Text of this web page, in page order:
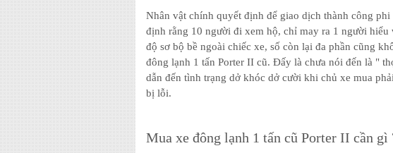
Nhân vật chính quyết định để giao dịch thành công
định rằng 10 người đi xem hộ, chỉ may ra 1 người
độ sơ bộ bề ngoài chiếc xe, số còn lại đa phần cũng
đông lạnh 1 tấn Porter II cũ. Đấy là chưa nói đến là "
dẫn đến tình trạng dở khóc dở cười khi chủ xe mua
bị lỗi.
Mua xe đông lạnh 1 tấn cũ Porter II cần gì